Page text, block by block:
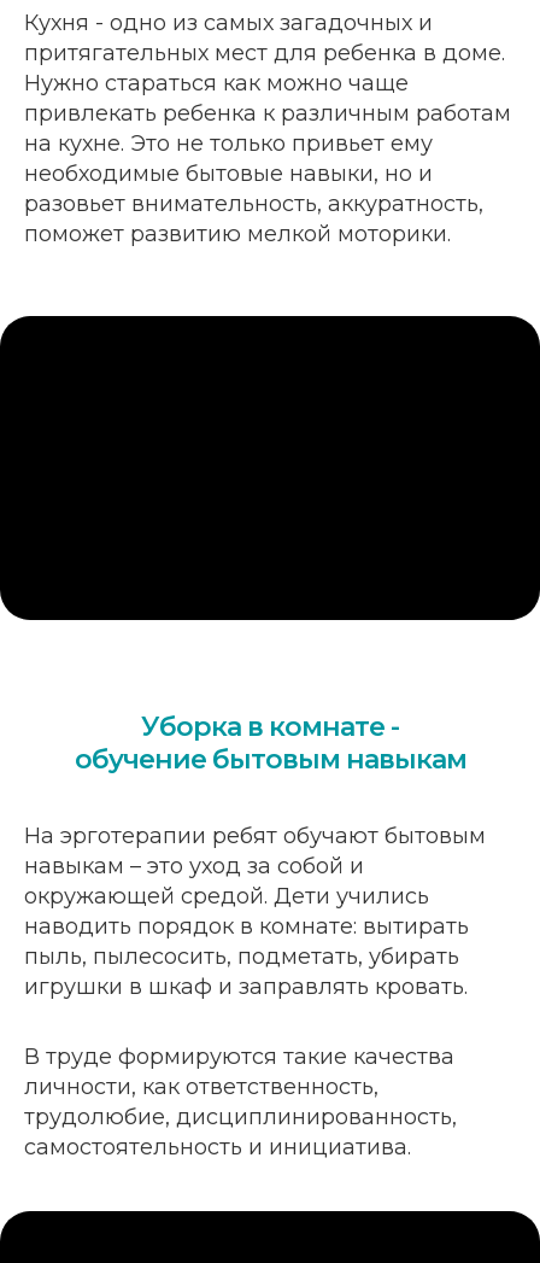
Кухня - одно из самых загадочных и
притягательных мест для ребенка в доме.
Нужно стараться как можно чаще
привлекать ребенка к различным работам
на кухне. Это не только привьет ему
необходимые бытовые навыки, но и
разовьет внимательность, аккуратность,
поможет развитию мелкой моторики.
Уборка в комнате -
обучение бытовым навыкам
На эрготерапии ребят обучают бытовым
навыкам – это уход за собой и
окружающей средой. Дети учились
наводить порядок в комнате: вытирать
пыль, пылесосить, подметать, убирать
игрушки в шкаф и заправлять кровать.
В труде формируются такие качества
личности, как ответственность,
трудолюбие, дисциплинированность,
самостоятельность и инициатива.